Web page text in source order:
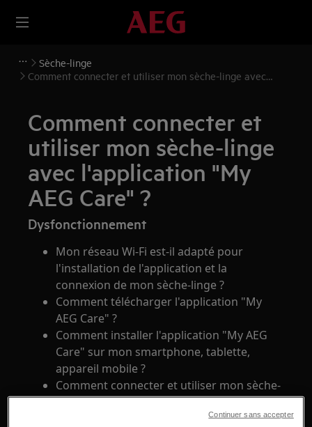
Sèche-linge
Comment connecter et utiliser mon sèche-linge avec
Comment connecter et
utiliser mon sèche-linge
avec l'application "My
AEG Care" ?
Dysfonctionnement
Mon réseau Wi-Fi est-il adapté pour
l'installation de l'application et la
connexion de mon sèche-linge ?
Comment télécharger l'application "My
AEG Care" ?
Comment installer l'application "My AEG
Care" sur mon smartphone, tablette,
appareil mobile ?
Comment connecter et utiliser mon sèche-
linge avec l'application "My AEG Care" ?
Comment activer le Wi-Fi sur mon sèche-
Continuer sans accepter